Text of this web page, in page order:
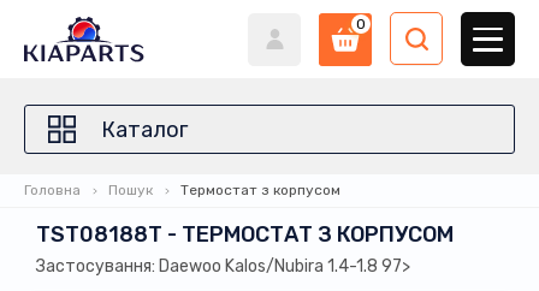
0
Каталог
Головна Пошук Термостат з корпусом
TST08188T - ТЕРМОСТАТ З КОРПУСОМ
Застосування: Daewoo Kalos/Nubira 1.4-1.8 97>